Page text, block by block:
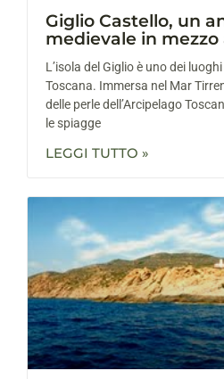
Giglio Castello, un
medievale in
L’isola del Giglio è uno dei
Toscana. Immersa nel Mar
delle perle dell’Arcipelago
le spiagge
LEGGI TUTTO »